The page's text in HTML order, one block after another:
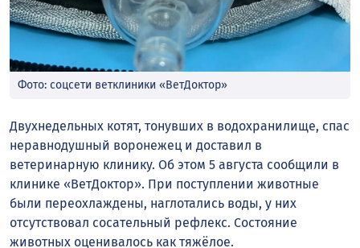
Фото: соцсети ветклиники «ВетДоктор»
Двухнедельных котят, тонувших в водохранилище, спас
неравнодушный воронежец и доставил в
ветеринарную клинику. Об этом 5 августа сообщили в
клинике «ВетДоктор». При поступлении животные
были переохлаждены, наглотались воды, у них
отсутствовал сосательный рефлекс. Состояние
животных оценивалось как тяжёлое.